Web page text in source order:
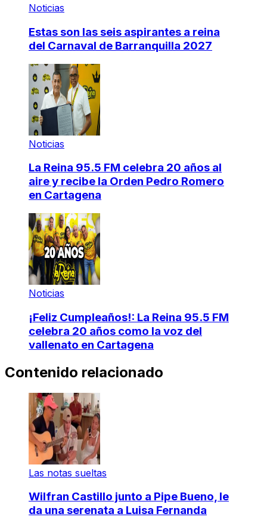
Noticias
Estas son las seis aspirantes a reina
del Carnaval de Barranquilla 2027
Noticias
La Reina 95.5 FM celebra 20 años al
aire y recibe la Orden Pedro Romero
en Cartagena
Noticias
¡Feliz Cumpleaños!: La Reina 95.5 FM
celebra 20 años como la voz del
vallenato en Cartagena
Contenido relacionado
Las notas sueltas
Wilfran Castillo junto a Pipe Bueno, le
da una serenata a Luisa Fernanda